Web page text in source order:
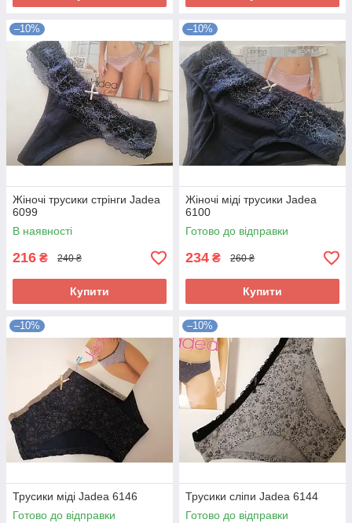
–10%
Жіночі трусики стрінги Jadea
6099
В наявності
216 ₴ 240 ₴
Купити
–10%
Жіночі міді трусики Jadea
6100
Готово до відправки
234 ₴ 260 ₴
Купити
–10%
Трусики міді Jadea 6146
Готово до відправки
–10%
Трусики сліпи Jadea 6144
Готово до відправки